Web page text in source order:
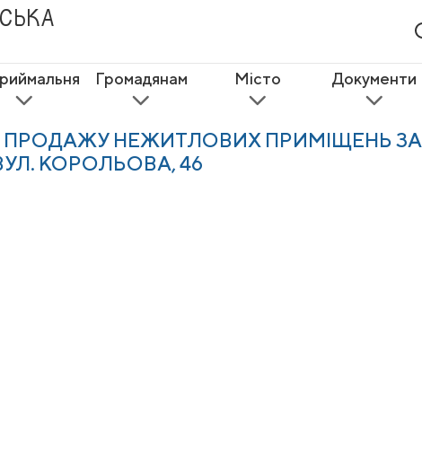
Громадянам Місто Документи
ПРОДАЖУ НЕЖИТЛОВИХ ПРИМІЩЕНЬ ЗА
КОРОЛЬОВА, 46